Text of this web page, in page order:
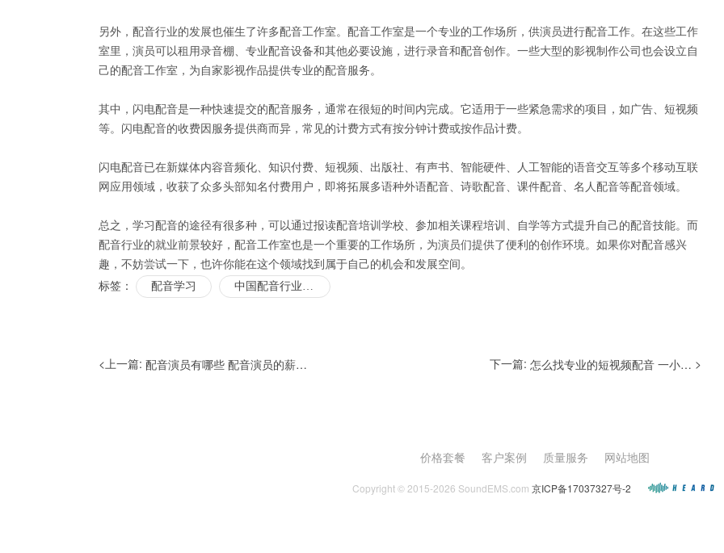
另外，配音行业的发展也催生了许多配音工作室。配音工作室是一个专业的工作场所，供演员进行配音工作。在这些工作
室里，演员可以租用录音棚、专业配音设备和其他必要设施，进行录音和配音创作。一些大型的影视制作公司也会设立自
己的配音工作室，为自家影视作品提供专业的配音服务。
其中，闪电配音是一种快速提交的配音服务，通常在很短的时间内完成。它适用于一些紧急需求的项目，如广告、短视频
等。闪电配音的收费因服务提供商而异，常见的计费方式有按分钟计费或按作品计费。
闪电配音已在新媒体内容音频化、知识付费、短视频、出版社、有声书、智能硬件、人工智能的语音交互等多个移动互联
网应用领域，收获了众多头部知名付费用户，即将拓展多语种外语配音、诗歌配音、课件配音、名人配音等配音领域。
总之，学习配音的途径有很多种，可以通过报读配音培训学校、参加相关课程培训、自学等方式提升自己的配音技能。而
配音行业的就业前景较好，配音工作室也是一个重要的工作场所，为演员们提供了便利的创作环境。如果你对配音感兴
趣，不妨尝试一下，也许你能在这个领域找到属于自己的机会和发展空间。
标签： 配音学习
<上一篇: 配音演员有哪些 配音演员的薪资标准有哪些 下一篇: 怎么找专业的短视频配音 一小时的短视频配音多少钱 >
价格套餐 客户案例 质量服务 网站地图
Copyright © 2015-2026 SoundEMS.com 京ICP备17037327号-2